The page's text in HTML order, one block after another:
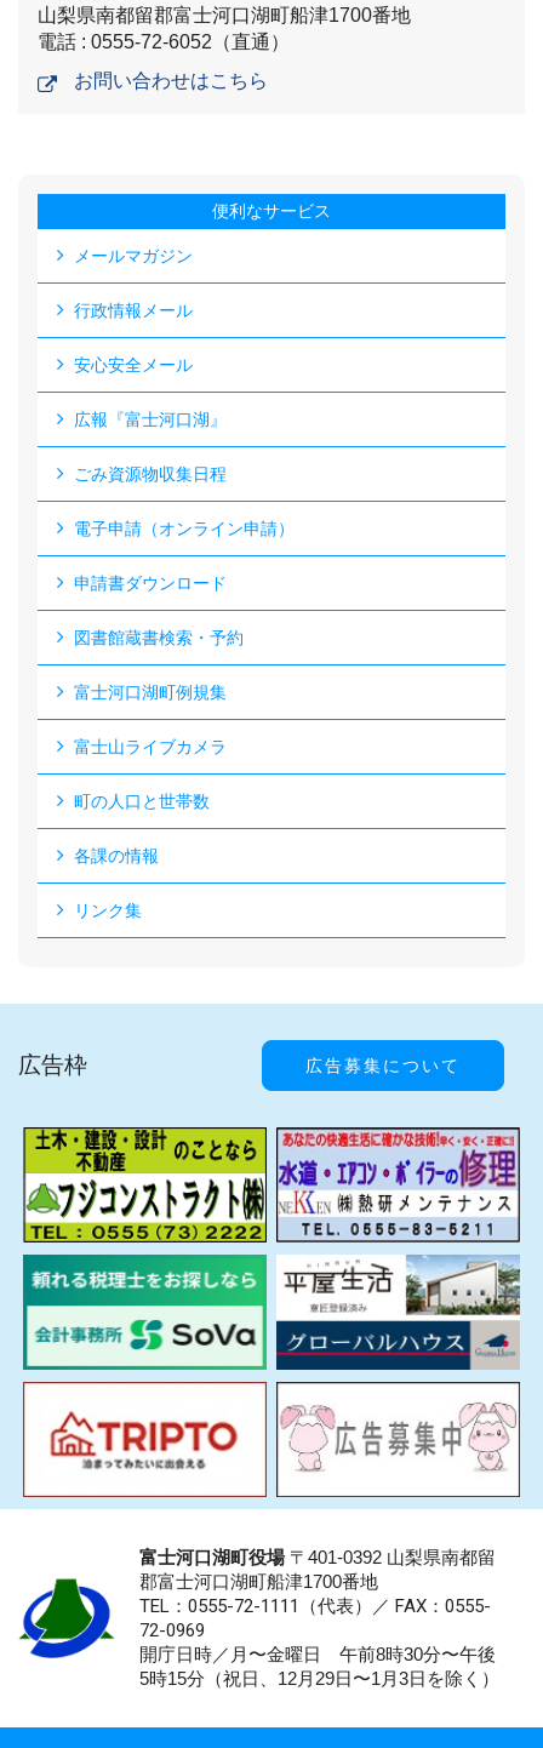
山梨県南都留郡富士河口湖町船津1700番地
電話 : 0555-72-6052（直通）
お問い合わせはこちら
便利なサービス
メールマガジン
行政情報メール
安心安全メール
広報『富士河口湖』
ごみ資源物収集日程
電子申請（オンライン申請）
申請書ダウンロード
図書館蔵書検索・予約
富士河口湖町例規集
富士山ライブカメラ
町の人口と世帯数
各課の情報
リンク集
広告枠 広告募集について
富士河口湖町役場〒401-0392 山梨県南都留
郡富士河口湖町船津1700番地
TEL：0555-72-1111 （代表）／ FAX：0555-
72-0969
開庁日時／月〜金曜日 午前8時30分〜午後
5時15分（祝日、12月29日〜1月3日を除く）